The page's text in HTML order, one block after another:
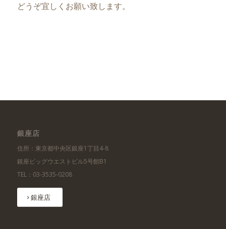
どうぞ宜しくお願い致します。
銀座店
住所：東京都中央区銀座1丁目4-8
銀座ビッグウエストビル5号館B1
TEL：03-3535-0208
銀座店